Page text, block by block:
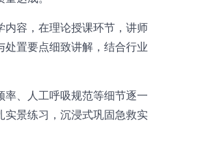
内容，在理论授课环节，讲师
处置要点细致讲解，结合行业
、人工呼吸规范等细节逐一
实景练习，沉浸式巩固急救实